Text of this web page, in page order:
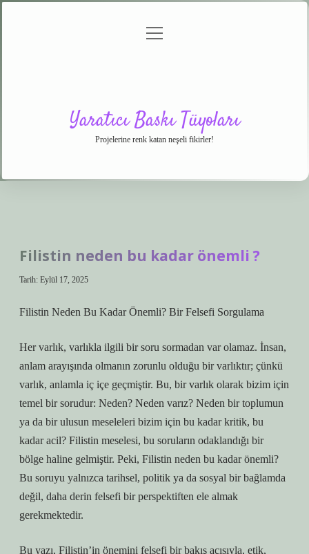
menüyü
Yaratıcı Baskı Tüyoları
Projelerine renk katan neşeli fikirler!
Filistin neden bu kadar önemli ?
Tarih: Eylül 17, 2025
Filistin Neden Bu Kadar Önemli? Bir Felsefi Sorgulama
Her varlık, varlıkla ilgili bir soru sormadan var olamaz. İnsan,
anlam arayışında olmanın zorunlu olduğu bir varlıktır; çünkü
varlık, anlamla iç içe geçmiştir. Bu, bir varlık olarak bizim için
temel bir sorudur: Neden? Neden varız? Neden bir toplumun
ya da bir ulusun meseleleri bizim için bu kadar kritik, bu
kadar acil? Filistin meselesi, bu soruların odaklandığı bir
bölge haline gelmiştir. Peki, Filistin neden bu kadar önemli?
Bu soruyu yalnızca tarihsel, politik ya da sosyal bir bağlamda
değil, daha derin felsefi bir perspektiften ele almak
gerekmektedir.
Bu yazı, Filistin’in önemini felsefi bir bakış açısıyla, etik,